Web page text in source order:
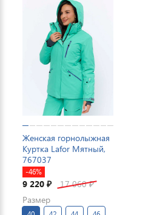
Женская горнолыжная
Куртка Lafor Мятный,
767037
-46%
9 220 ₽ 17 060₽
Размер